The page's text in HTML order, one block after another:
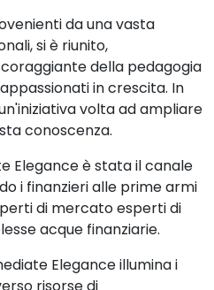
da una vasta
si è riunito,
della pedagogia
in crescita. In
volta ad ampliare
conoscenza.
Elegance è stata il canale
i finanzieri alle prime armi
di mercato esperti di
acque finanziarie.
Elegance illumina i